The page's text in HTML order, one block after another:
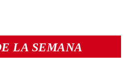
LA SEMANA